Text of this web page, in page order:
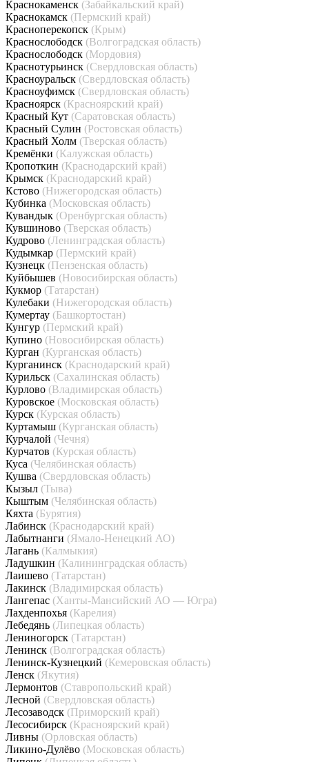
Краснокаменск (Забайкальский край)
Краснокамск (Пермский край)
Красноперекопск (Крым)
Краснослободск (Волгоградская область)
Краснослободск (Мордовия)
Краснотурьинск (Свердловская область)
Красноуральск (Свердловская область)
Красноуфимск (Свердловская область)
Красноярск (Красноярский край)
Красный Кут (Саратовская область)
Красный Сулин (Ростовская область)
Красный Холм (Тверская область)
Кремёнки (Калужская область)
Кропоткин (Краснодарский край)
Крымск (Краснодарский край)
Кстово (Нижегородская область)
Кубинка (Московская область)
Кувандык (Оренбургская область)
Кувшиново (Тверская область)
Кудрово (Ленинградская область)
Кудымкар (Пермский край)
Кузнецк (Пензенская область)
Куйбышев (Новосибирская область)
Кукмор (Татарстан)
Кулебаки (Нижегородская область)
Кумертау (Башкортостан)
Кунгур (Пермский край)
Купино (Новосибирская область)
Курган (Курганская область)
Курганинск (Краснодарский край)
Курильск (Сахалинская область)
Курлово (Владимирская область)
Куровское (Московская область)
Курск (Курская область)
Куртамыш (Курганская область)
Курчалой (Чечня)
Курчатов (Курская область)
Куса (Челябинская область)
Кушва (Свердловская область)
Кызыл (Тыва)
Кыштым (Челябинская область)
Кяхта (Бурятия)
Лабинск (Краснодарский край)
Лабытнанги (Ямало-Ненецкий АО)
Лагань (Калмыкия)
Ладушкин (Калининградская область)
Лаишево (Татарстан)
Лакинск (Владимирская область)
Лангепас (Ханты-Мансийский АО — Югра)
Лахденпохья (Карелия)
Лебедянь (Липецкая область)
Лениногорск (Татарстан)
Ленинск (Волгоградская область)
Ленинск-Кузнецкий (Кемеровская область)
Ленск (Якутия)
Лермонтов (Ставропольский край)
Лесной (Свердловская область)
Лесозаводск (Приморский край)
Лесосибирск (Красноярский край)
Ливны (Орловская область)
Ликино-Дулёво (Московская область)